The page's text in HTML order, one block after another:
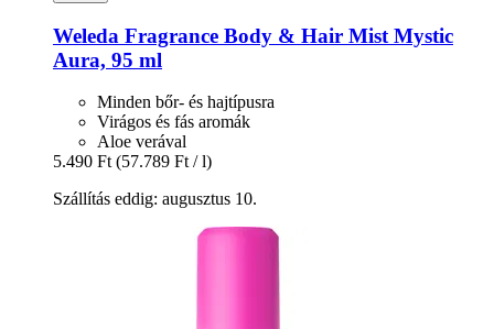
Weleda Fragrance Body & Hair Mist Mystic
Aura, 95 ml
Minden bőr- és hajtípusra
Virágos és fás aromák
Aloe verával
5.490 Ft (57.789 Ft / l)
Szállítás eddig: augusztus 10.